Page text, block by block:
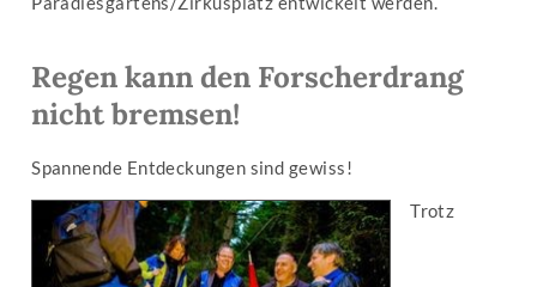
Regen kann den Forscherdrang
nicht bremsen!
Spannende Entdeckungen sind gewiss!
Trotz